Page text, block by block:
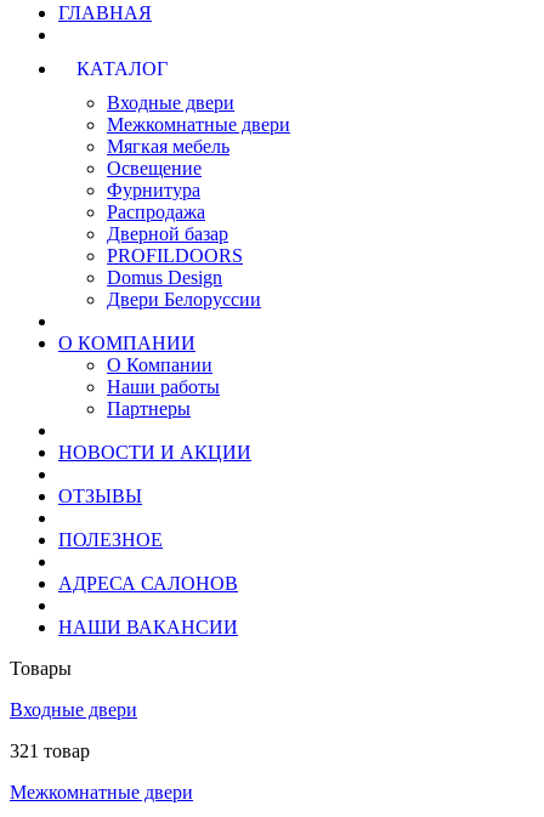
ГЛАВНАЯ
КАТАЛОГ
Входные двери
Межкомнатные двери
Мягкая мебель
Освещение
Фурнитура
Распродажа
Дверной базар
PROFILDOORS
Domus Design
Двери Белоруссии
О КОМПАНИИ
О Компании
Наши работы
Партнеры
НОВОСТИ И АКЦИИ
ОТЗЫВЫ
ПОЛЕЗНОЕ
АДРЕСА САЛОНОВ
НАШИ ВАКАНСИИ
Товары
Входные двери
321 товар
Межкомнатные двери